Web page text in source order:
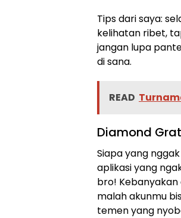
Tips dari saya:
kelihatan ribet,
jangan lupa
di sana.
READ
Diamond
Siapa yang
aplikasi yang
bro!
malah akunmu
temen yang